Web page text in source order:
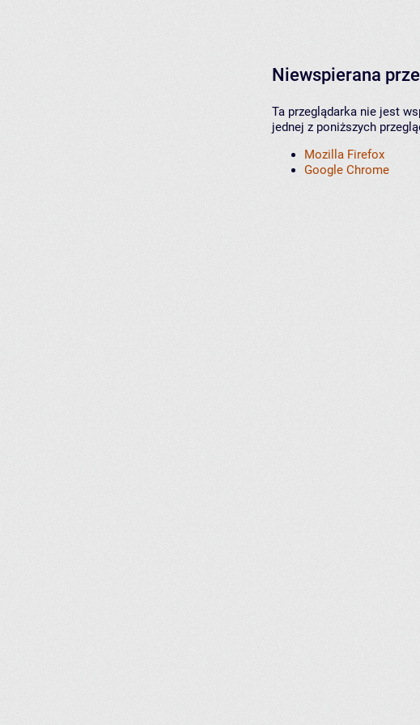
Niewspierana
Ta przeglądarka nie jest
jednej z poniższych
Mozilla Firefox
Google Chrome